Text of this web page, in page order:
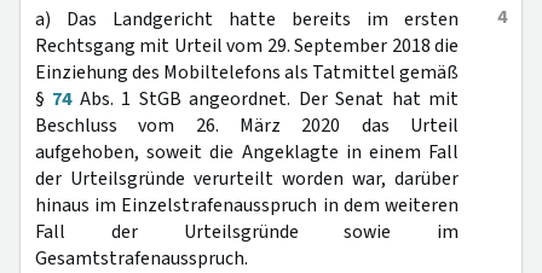
4
a) Das Landgericht hatte bereits im ersten
Rechtsgang mit Urteil vom 29. September 2018 die
Einziehung des Mobiltelefons als Tatmittel gemäß
§ 74Abs. 1 StGB angeordnet. Der Senat hat mit
Beschluss vom 26. März 2020 das Urteil
aufgehoben, soweit die Angeklagte in einem Fall
der Urteilsgründe verurteilt worden war, darüber
hinaus im Einzelstrafenausspruch in dem weiteren
Fall der Urteilsgründe sowie im
Gesamtstrafenausspruch.